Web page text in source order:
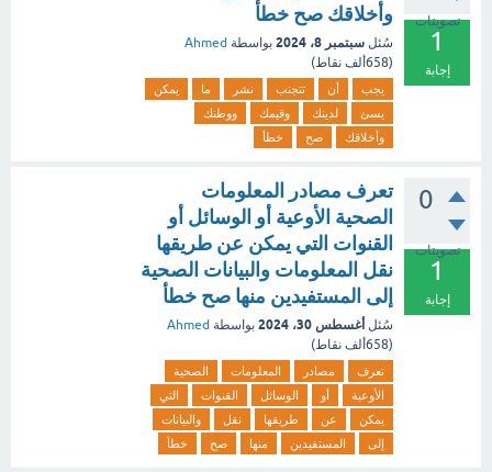
تصويتات
1
إجابة
وأخلاقك صح خطأ
سُئل سبتمبر 8، 2024 بواسطة Ahmed
(658ألف نقاط)
يجب أن تتجنب نشر ما
يمكن
يسئ
لدينك وقيمك
ووطنك
وأخلاقك
صح خطأ
0
تصويتات
1
إجابة
تعرف مصادر المعلومات
الصحية الأوعية أو الوسائل أو
القنوات التي يمكن عن طريقها
نقل المعلومات والبيانات الصحية
إلى المستفيدين منها صح خطأ
سُئل أغسطس 30، 2024 بواسطة Ahmed
(658ألف نقاط)
تعرف مصادر المعلومات
الصحية
الأوعية
أو الوسائل القنوات
التي
يمكن
عن طريقها نقل
والبيانات
إلى
المستفيدين منها صح خطأ